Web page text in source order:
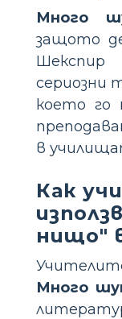
Много
защото
сериозни
което го
в
Как
нищо"
Много